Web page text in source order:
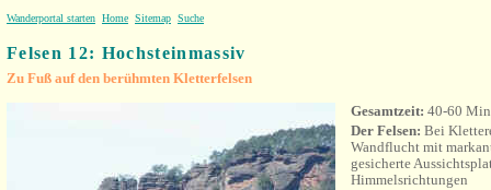
Wanderportal starten Home Sitemap Suche
Felsen 12: Hochsteinmassiv
Zu Fuß auf den berühmten Kletterfelsen
Gesamtzeit: 40-60
Der Felsen: Bei
Wandflucht mit
gesicherte
Himmelsrichtungen